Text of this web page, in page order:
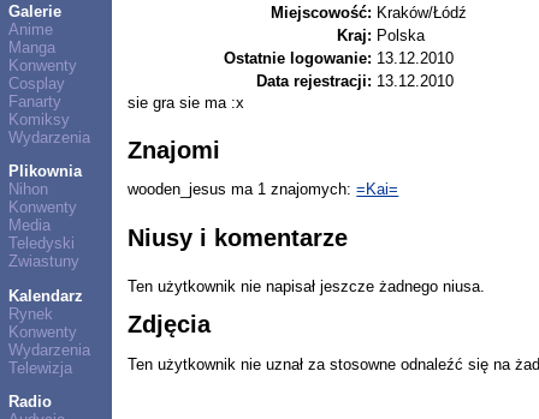
Galerie
Anime
Manga
Konwenty
Cosplay
Fanarty
Komiksy
Wydarzenia
Plikownia
Nihon
Konwenty
Media
Teledyski
Zwiastuny
Kalendarz
Rynek
Konwenty
Wydarzenia
Telewizja
Radio
Miejscowość: Kraków/Łódź
Kraj: Polska
Ostatnie logowanie: 13.12.2010
Data rejestracji: 13.12.2010
sie gra sie ma :x
Znajomi
wooden_jesus ma 1 znajomych:=Kai=
Niusy i komentarze
Ten użytkownik nie napisał jeszcze żadnego niusa.
Zdjęcia
Ten użytkownik nie uznał za stosowne odnaleźć się na